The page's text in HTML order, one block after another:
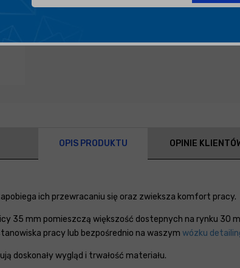
OPIS PRODUKTU OPINIE
ich przewracaniu się oraz zwieksza komfort pracy.
35 mm pomieszczą większość dostepnych na rynku 30
pracy lub bezpośrednio na waszym wózku
doskonały wygląd i trwałość materiału.